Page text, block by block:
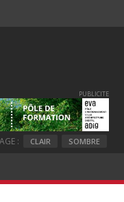
PUBLICITE
: CLAIR SOMBRE